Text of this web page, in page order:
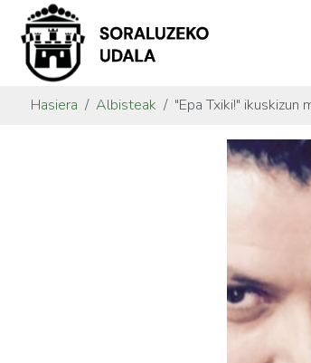
Hasiera Albisteak "Epa Txiki!" ikuskizun